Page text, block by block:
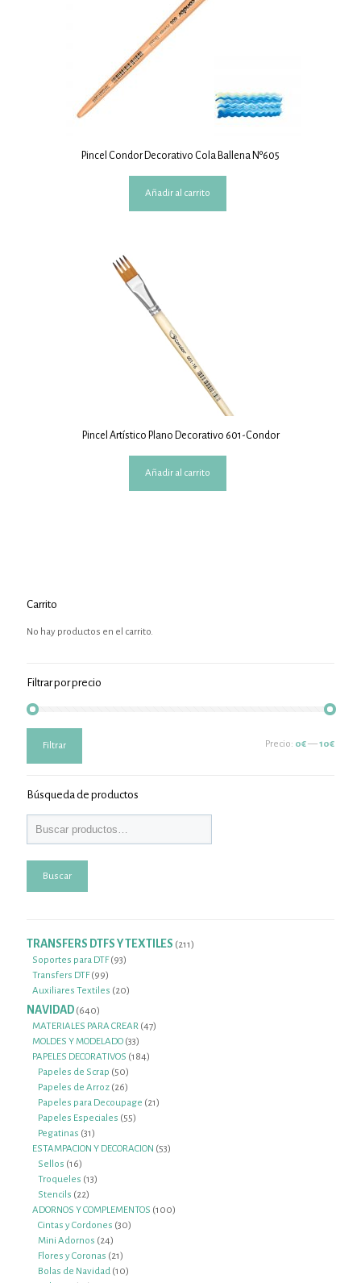
Pincel Condor Decorativo Cola Ballena Nº605
Añadir al carrito
Pincel Artístico Plano Decorativo 601-Condor
Añadir al carrito
Carrito
No hay productos en el carrito.
Filtrar por precio
mínimo
máximo
Filtrar Precio: 0€—10€
Búsqueda de productos
Buscar
TRANSFERS DTFS Y TEXTILES 211211
Soportes para DTF 9393
Transfers DTF 9999
productos
Auxiliares Textiles 2020
NAVIDAD 640640
productos
MATERIALES PARA CREAR 4747
MOLDES Y MODELADO 3333
productos
PAPELES DECORATIVOS 184184
Papeles de Scrap 5050
productos
Papeles de Arroz 2626
productos
Papeles para Decoupage 2121
Papeles Especiales 5555
Pegatinas 3131
productos
ESTAMPACION Y DECORACION 5353
Sellos 1616
productos
Troqueles 1313
Stencils 2222
productos
ADORNOS Y COMPLEMENTOS 100100
Cintas y Cordones 3030
Mini Adornos 2424
productos
Flores y Coronas 2121
productos
Bolas de Navidad 1010